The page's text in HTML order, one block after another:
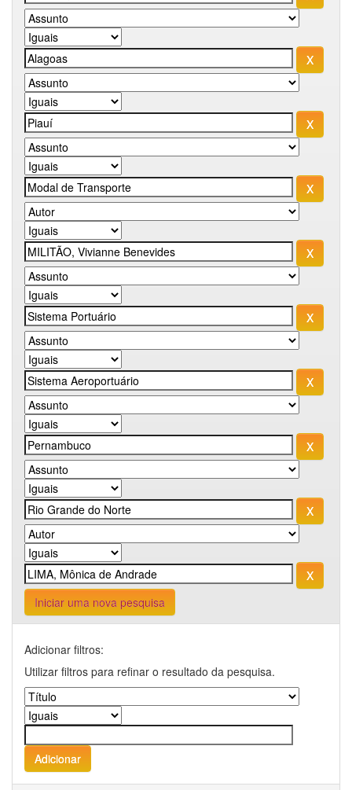
Iniciar uma nova pesquisa
Adicionar filtros:
Utilizar filtros para refinar o resultado da pesquisa.